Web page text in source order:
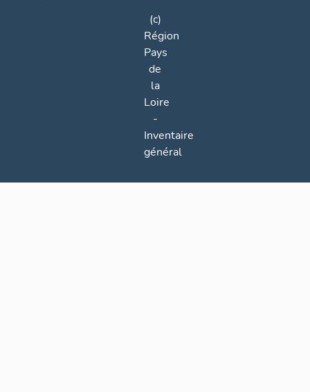
(c)
Région
Pays
de
la
Loire
-
Inventaire
général